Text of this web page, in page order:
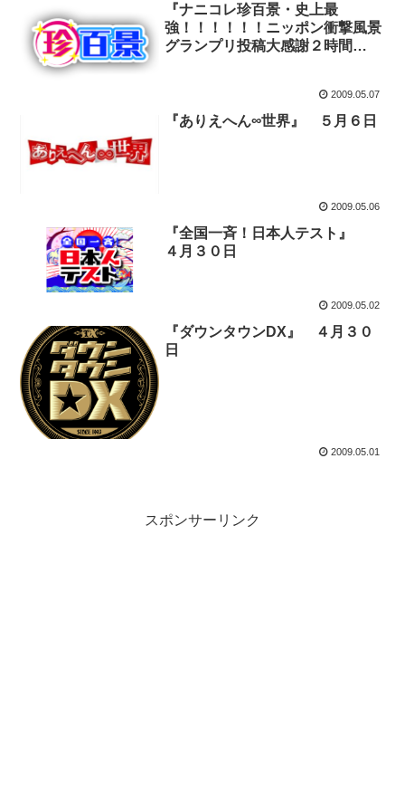
『ナニコレ珍百景・史上最
強！！！！！！ニッポン衝撃風景
グランプリ投稿大感謝２時間
2009.05.07
『ありえへん∞世界』 ５月６日
2009.05.06
『全国一斉！日本人テスト』
４月３０日
2009.05.02
『ダウンタウンDX』 ４月３０
日
2009.05.01
スポンサーリンク